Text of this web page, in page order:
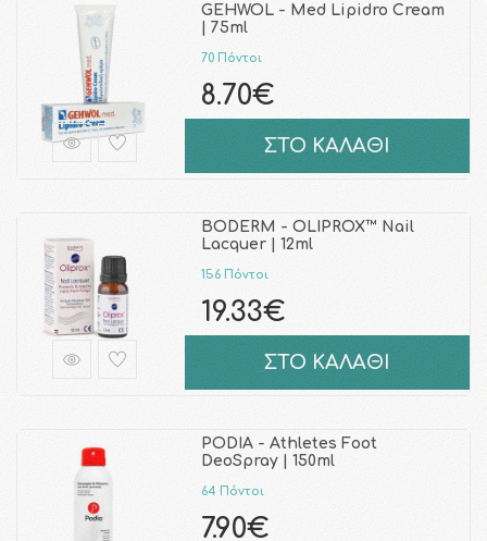
GEHWOL - Med Lipidro Cream
| 75ml
70 Πόντοι
8.70€
ΣΤΟ ΚΑΛΑΘΙ
BODERM - OLIPROX™ Nail
Lacquer | 12ml
156 Πόντοι
19.33€
ΣΤΟ ΚΑΛΑΘΙ
PODIA - Athletes Foot
DeoSpray | 150ml
64 Πόντοι
7.90€